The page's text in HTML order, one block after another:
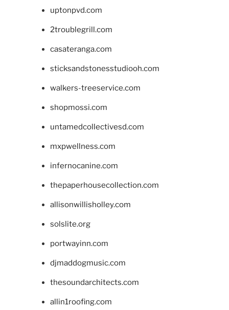
uptonpvd.com
2troublegrill.com
casateranga.com
sticksandstonesstudiooh.com
walkers-treeservice.com
shopmossi.com
untamedcollectivesd.com
mxpwellness.com
infernocanine.com
thepaperhousecollection.com
allisonwillisholley.com
solslite.org
portwayinn.com
djmaddogmusic.com
thesoundarchitects.com
allin1roofing.com